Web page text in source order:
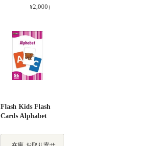
¥2,000 ）
Flash Kids Flash
Cards Alphabet